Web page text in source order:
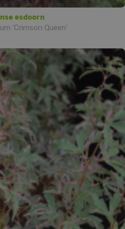
esdoorn
'Crimson Queen'